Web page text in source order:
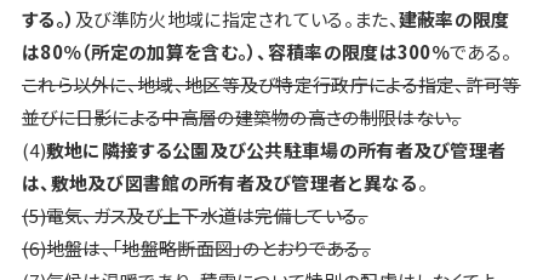
する。） 及び準防火地域に指定されている。また、建蔽率の限度
は80％（所定の加算を含む。）、容積率の限度は300％である。
これら以外に、地域、地区等及び特定行政庁による指定、許可等
並びに日影による中高層の建築物の高さの制限はない。
(4)敷地に隣接する公園及び公共駐車場の所有者及び管理者
は、敷地及び図書館の所有者及び管理者と異なる。
(5)電気、ガス及び上下水道は完備している。
(6)地盤は、「地盤略断面図」のとおりである。